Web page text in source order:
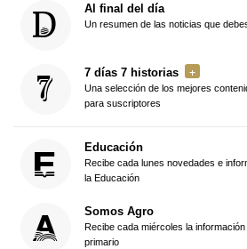
Al final del día
Un resumen de las noticias que
7 días 7 historias
Una selección de los mejores
para suscriptores
Educación
Recibe cada lunes novedades e
la Educación
Somos Agro
Recibe cada miércoles la
primario